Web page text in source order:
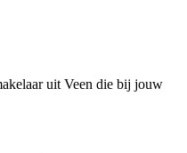
uit Veen die bij jouw